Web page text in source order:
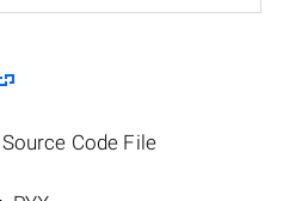
Code File